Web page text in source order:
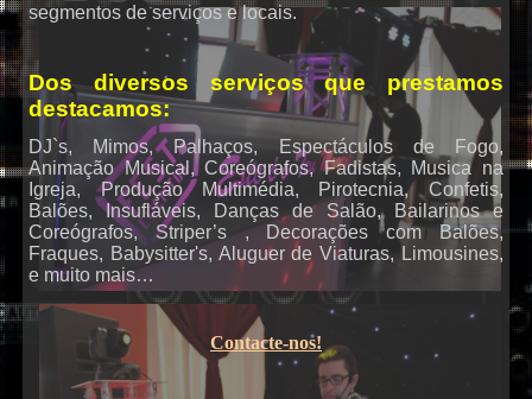
Karaoke
segmentos de serviços e locais.
Dos diversos serviços que prestamos
destacamos:
DJ`s, Mimos, Palhaços, Espectáculos de Fogo,
Animação Musical, Coreógrafos, Fadistas, Musica na
Igreja, Produção Multimédia, Pirotecnia, Confetis,
Balões, Insufláveis, Danças de Salão, Bailarinos e
Coreógrafos, Striper’s , Decorações com Balões,
Fraques, Babysitter's, Aluguer de Viaturas, Limousines,
e muito mais…
Contacte-nos!